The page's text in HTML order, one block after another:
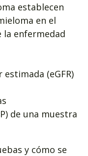
establecen
en el
la enfermedad
(eGFR)
de una muestra
y cómo se